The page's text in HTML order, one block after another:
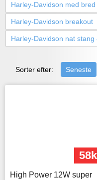
Harley-Davidson med bred
Harley-Davidson breakout
Harley-Davidson nat stang
Sorter efter: Seneste
High Power 12W super